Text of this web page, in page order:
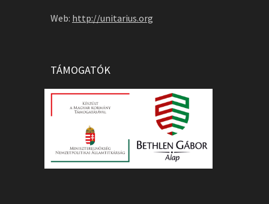
Web: http://unitarius.org
TÁMOGATÓK